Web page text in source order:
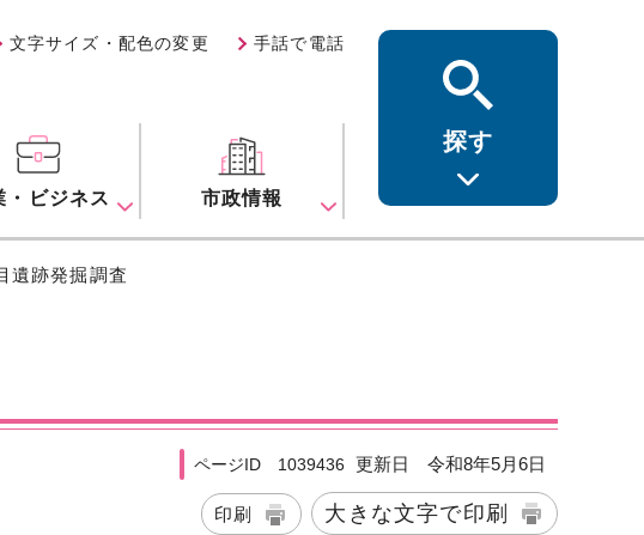
文字サイズ・配色の変更 手話で電話
・ビジネス 市政情報
探す
遺跡発掘調査
ページID 1039436 更新日 令和8年5月6日
印刷 大きな文字で印刷